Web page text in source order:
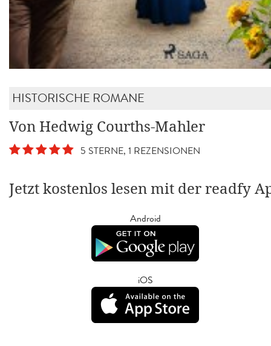
HISTORISCHE ROMANE
Von Hedwig Courths-Mahler
5 STERNE, 1 REZENSIONEN
Jetzt kostenlos lesen mit der readfy
Android
iOS